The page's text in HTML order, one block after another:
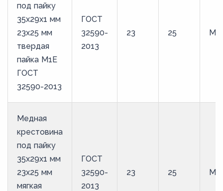
под пайку
35х29х1 мм
23х25 мм
твердая
пайка М1Е
ГОСТ
32590-2013
ГОСТ
32590-
2013
23 25
Медная
крестовина
под пайку
35х29х1 мм
23х25 мм
мягкая
ГОСТ
32590-
2013
23 25